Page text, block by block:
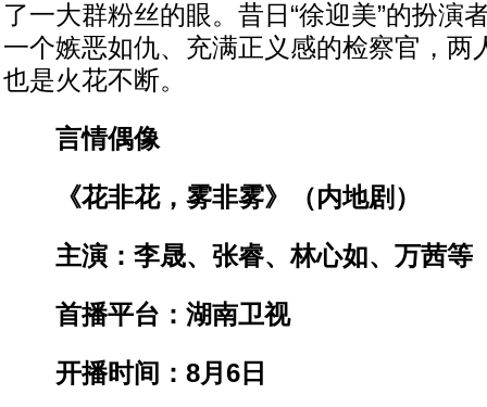
了一大群粉丝的眼。昔日“徐迎美”的扮演
一个嫉恶如仇、充满正义感的检察官，两
也是火花不断。
言情偶像
《花非花，雾非雾》（内地剧）
主演：李晟、张睿、林心如、万茜等
首播平台：湖南卫视
开播时间：8月6日